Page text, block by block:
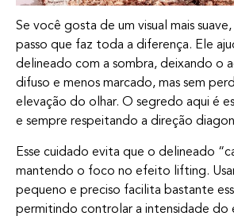
Se você gosta de um visual mais
passo que faz toda a diferença. Ele
delineado com a sombra, deixando o
difuso e menos marcado, mas sem
elevação do olhar. O segredo aqui é
e sempre respeitando a direção
Esse cuidado evita que o delineado
mantendo o foco no efeito lifting. Usar
pequeno e preciso facilita bastante
permitindo controlar a intensidade do